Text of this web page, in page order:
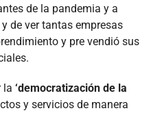
de la pandemia y a
de ver tantas empresas
y pre vendió sus
la ‘democratización de la
y servicios de manera